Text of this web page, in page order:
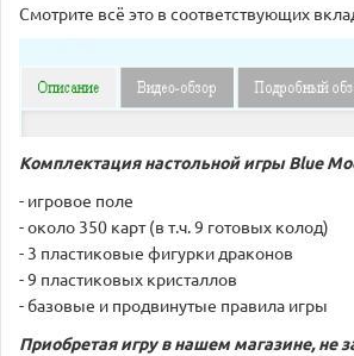
Смотрите всё это в соответствующих
Комплектация настольной игры Blue
- игровое поле
- около 350 карт (в т.ч. 9 готовых колод)
- 3 пластиковые фигурки драконов
- 9 пластиковых кристаллов
- базовые и продвинутые правила игры
Приобретая игру в нашем магазине, не